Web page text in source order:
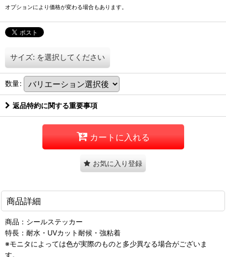
オプションにより価格が変わる場合もあります。
サイズ: を選択してください
数量:
返品特約に関する重要事項
カートに入れる
お気に入り登録
商品詳細
商品：シールステッカー
特長：耐水・UVカット耐候・強粘着
※モニタによっては色が実際のものと多少異なる場合がございま
す。